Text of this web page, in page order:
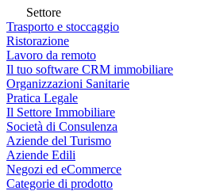
Settore
Trasporto e stoccaggio
Ristorazione
Lavoro da remoto
Il tuo software CRM immobiliare
Organizzazioni Sanitarie
Pratica Legale
Il Settore Immobiliare
Società di Consulenza
Aziende del Turismo
Aziende Edili
Negozi ed eCommerce
Categorie di prodotto